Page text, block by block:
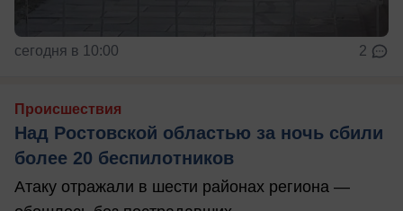
сегодня в 10:00 2
Происшествия
Над Ростовской областью за ночь сбили
более 20 беспилотников
Атаку отражали в шести районах региона —